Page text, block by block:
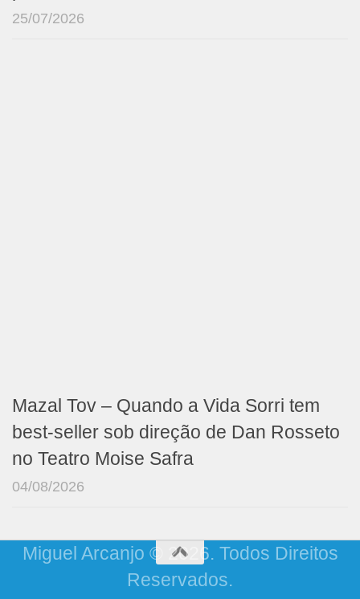
25/07/2026
Mazal Tov – Quando a Vida Sorri tem
best-seller sob direção de Dan Rosseto
no Teatro Moise Safra
04/08/2026
Miguel Arcanjo © 2026. Todos Direitos
Reservados.